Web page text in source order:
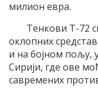
милион евра.
Тенкови Т-72
оклопних
и на бојном пољу,
Сирији, где ове
савремених